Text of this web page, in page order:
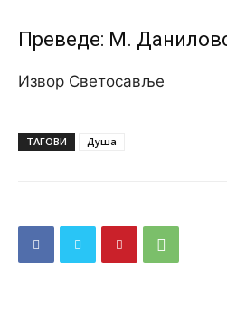
Преведе: М.
Извор Светосавље
ТАГОВИ Душа